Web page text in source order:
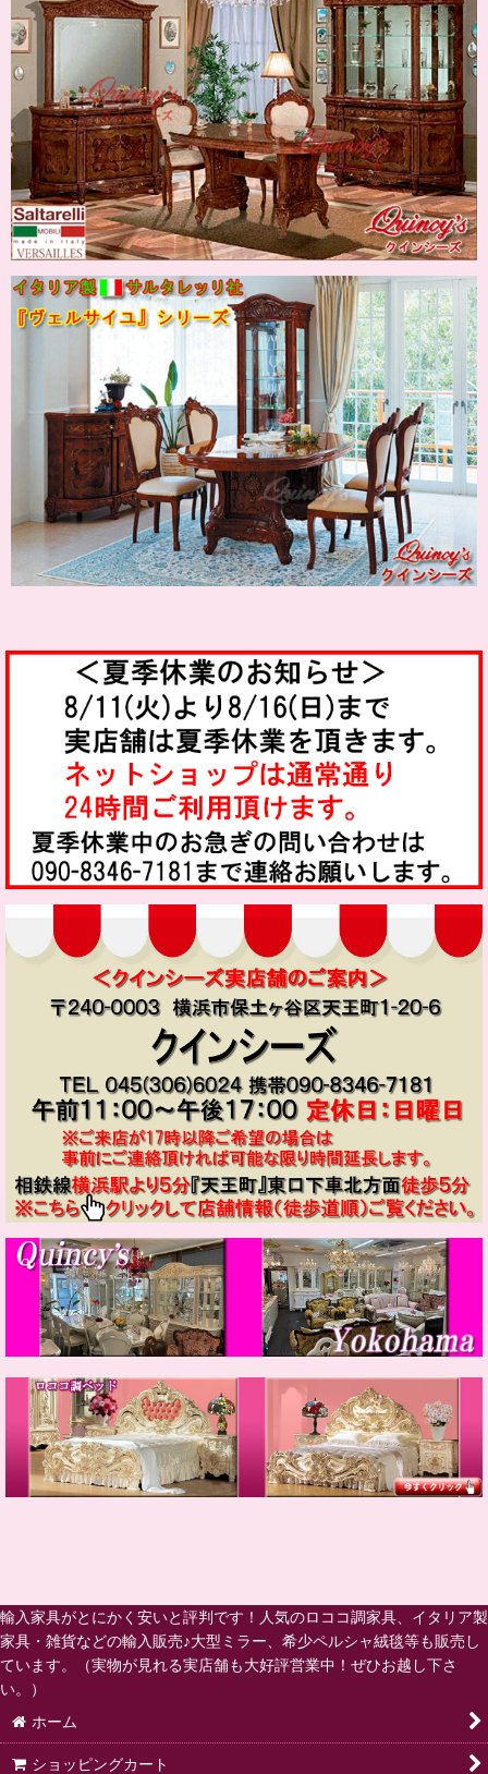
輸入家具がとにかく安いと評判です！人気のロココ調家具、イタリア製
家具・雑貨などの輸入販売♪大型ミラー、希少ペルシャ絨毯等も販売し
ています。（実物が見れる実店舗も大好評営業中！ぜひお越し下さ
い。）
ホーム
ショッピングカート